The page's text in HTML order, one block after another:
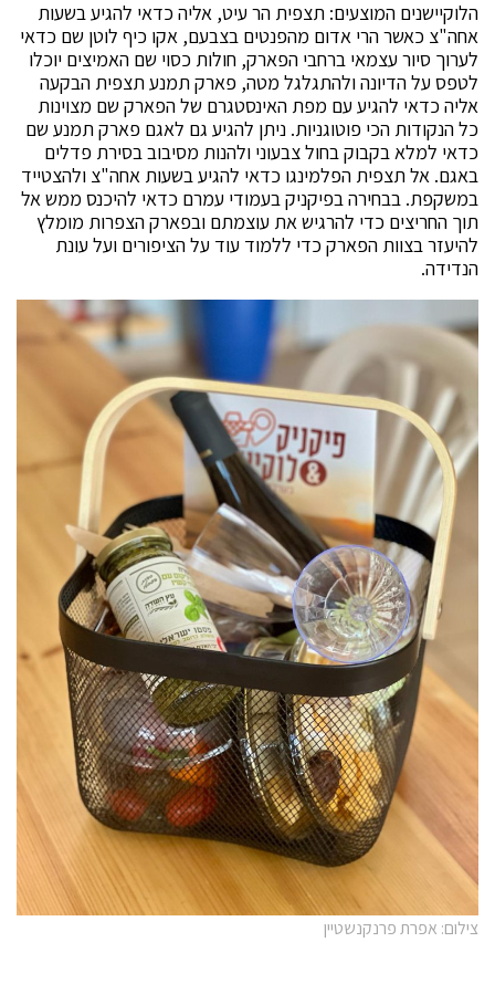
הלוקיישנים המוצעים: תצפית הר עיט, אליה כדאי להגיע בשעות
אחה"צ כאשר הרי אדום מהפנטים בצבעם, אקו כיף לוטן שם כדאי
לערוך סיור עצמאי ברחבי הפארק, חולות כסוי שם האמיצים יוכלו
לטפס על הדיונה ולהתגלגל מטה, פארק תמנע תצפית הבקעה
אליה כדאי להגיע עם מפת האינסטגרם של הפארק שם מצוינות
כל הנקודות הכי פוטוגניות. ניתן להגיע גם לאגם פארק תמנע שם
כדאי למלא בקבוק בחול צבעוני ולהנות מסיבוב בסירת פדלים
באגם. אל תצפית הפלמינגו כדאי להגיע בשעות אחה"צ ולהצטייד
במשקפת. בבחירה בפיקניק בעמודי עמרם כדאי להיכנס ממש אל
תוך החריצים כדי להרגיש את עוצמתם ובפארק הצפרות מומלץ
להיעזר בצוות הפארק כדי ללמוד עוד על הציפורים ועל עונת
הנדידה.
צילום: אפרת פרנקנשטיין